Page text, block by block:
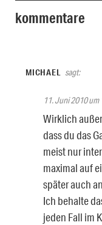
kommentare
MICHAEL sagt:
11. Juni 2010 um
Wirklich
dass du das
meist nur
maximal auf
später auch
Ich behalte
jeden Fall im